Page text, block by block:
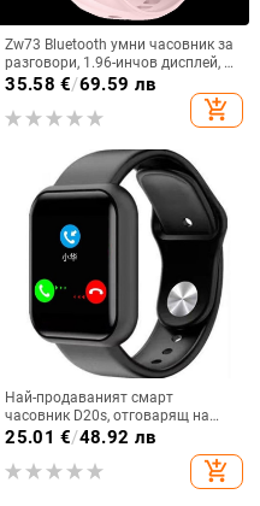
Zw73 Bluetooth умни часовник за
разговори, 1.96-инчов дисплей, AI
гласов асистент, мониторинг на
кислород в кръвта, измерване на
сърдечен ритъм, кръвно
силиконов каишка, квадратен
циферблат
35.58 €/69.59 лв
add_shopping_cart
Най-продаваният смарт
часовник D20s, отговарящ на
телефонни обаждания Y68
спортна гривна за разговори
Bluetooth спортен крачкомер
25.01 €/48.92 лв
add_shopping_cart